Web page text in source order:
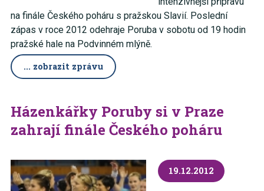
na finále Českého poháru s pražskou Slavií. Poslední
zápas v roce 2012 odehraje Poruba v sobotu od 19 hodin
pražské hale na Podvinném mlýně.
... zobrazit zprávu
Házenkářky Poruby si v Praze
zahrají finále Českého poháru
19.12.2012